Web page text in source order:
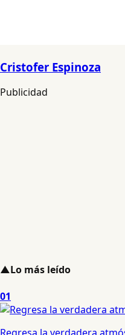
Cristofer Espinoza
Publicidad
▲Lo más leído
01